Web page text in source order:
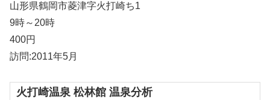
山形県鶴岡市菱津字火打崎ち1
9時～20時
400円
訪問:2011年5月
火打崎温泉 松林館 温泉分析